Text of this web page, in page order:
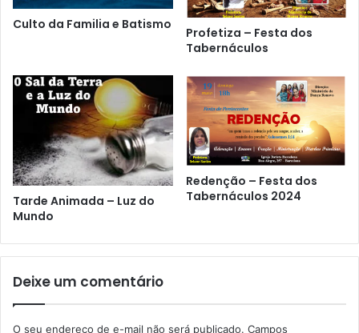
Culto da Familia e Batismo
Profetiza – Festa dos
Tabernáculos
Tarde Animada – Luz do
Mundo
Redenção – Festa dos
Tabernáculos 2024
Deixe um comentário
O seu endereço de e-mail não será publicado. Campos